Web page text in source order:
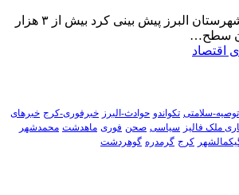
مدیر جهاد کشاورزی شهرستان البرز پیش بینی کرد بیش از ۳ هزار
سطح…
اقتصاد
توصیه-سلامتی تکواندو حوادث-البرز خبرفوری-کرج خبرهای
ملک فالیز سیاسی صحن فوری ماهدشت محمدشهر
کرج گرمدره گوهردشت